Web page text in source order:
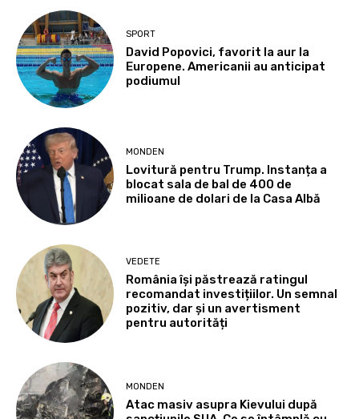
SPORT
David Popovici, favorit la aur la
Europene. Americanii au anticipat
podiumul
MONDEN
Lovitură pentru Trump. Instanța a
blocat sala de bal de 400 de
milioane de dolari de la Casa Albă
VEDETE
România își păstrează ratingul
recomandat investițiilor. Un semnal
pozitiv, dar și un avertisment
pentru autorități
MONDEN
Atac masiv asupra Kievului după